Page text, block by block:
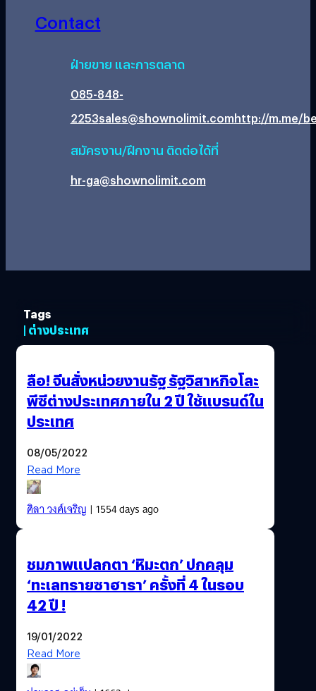
Contact
ฝ่ายขาย และการตลาด
085-848-
2253sales@shownolimit.comhttp://m.me/
สมัครงาน/ฝึกงาน ติดต่อได้ที่
hr-ga@shownolimit.com
Tags
| ต่างประเทศ
ลือ! จีนสั่งหน่วยงานรัฐ รัฐวิสาหกิจโละ
พีซีต่างประเทศภายใน 2 ปี ใช้แบรนด์ใน
ประเทศ
08/05/2022
Read More
ศิลา วงศ์เจริญ | 1554 days ago
ชมภาพแปลกตา ‘หิมะตก’ ปกคลุม
‘ทะเลทรายซาฮารา’ ครั้งที่ 4 ในรอบ
42 ปี !
19/01/2022
Read More